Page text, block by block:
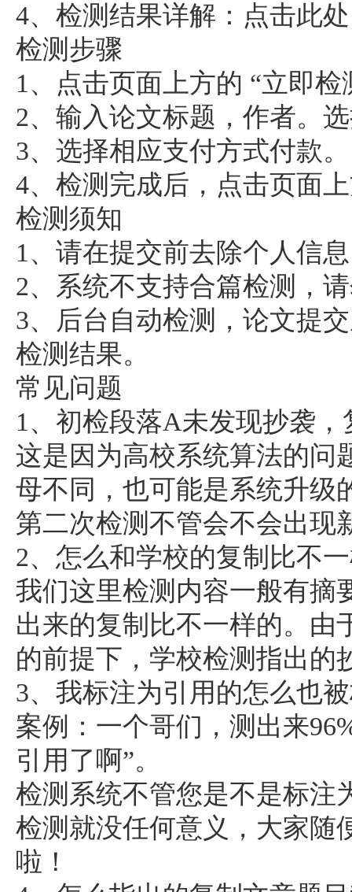
4、检测结果详解：点击此
检测步骤
1、点击页面上方的 “立即检
2、输入论文标题，作者。
3、选择相应支付方式付款。
4、检测完成后，点击页面
检测须知
1、请在提交前去除个人信
2、系统不支持合篇检测，
3、后台自动检测，论文提
检测结果。
常见问题
1、初检段落A未发现抄袭
这是因为高校系统算法的问
母不同，也可能是系统升级
第二次检测不管会不会出现
2、怎么和学校的复制比不
我们这里检测内容一般有摘
出来的复制比不一样的。由
的前提下，学校检测指出的
3、我标注为引用的怎么也
案例：一个哥们，测出来
引用了啊”。
检测系统不管您是不是标注
检测就没任何意义，大家随
啦！